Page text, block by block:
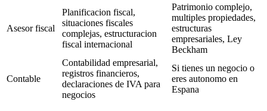
Asesor fiscal
Planificacion fiscal,
situaciones fiscales
complejas, estructuracion
fiscal internacional
Patrimonio complejo,
multiples propiedades,
estructuras
empresariales, Ley
Beckham
Contable
Contabilidad empresarial,
registros financieros,
declaraciones de IVA para
negocios
Si tienes un negocio o
eres autonomo en
Espana